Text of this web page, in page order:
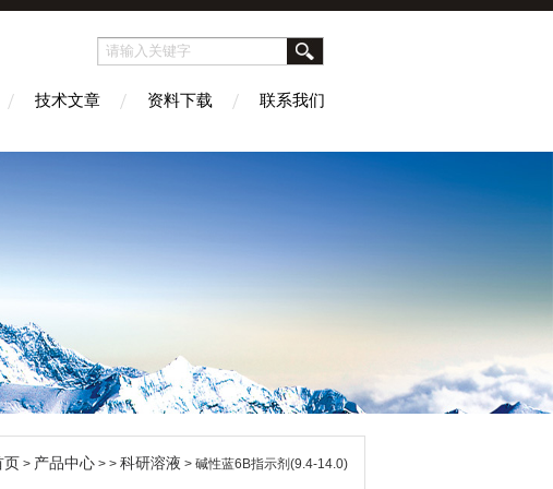
技术文章 资料下载 联系我们
页 > 产品中心 > > 科研溶液 > 碱性蓝6B指示剂(9.4-14.0)